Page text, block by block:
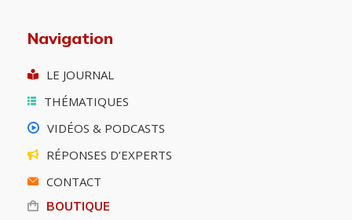
Navigation
LE JOURNAL
THÉMATIQUES
VIDÉOS & PODCASTS
RÉPONSES D’EXPERTS
CONTACT
BOUTIQUE